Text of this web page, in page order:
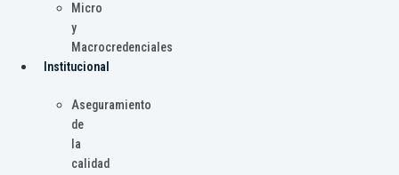
Micro
y
Macrocredenciales
Institucional
Aseguramiento
de
la
calidad